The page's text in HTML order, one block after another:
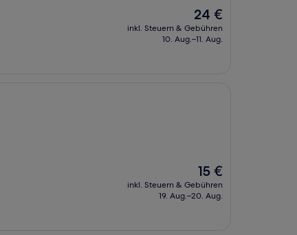
Der
Preis
beträgt
24 €
inkl. Steuern & Gebühren
10. Aug.–11. Aug.
Der
Preis
beträgt
15 €
inkl. Steuern & Gebühren
19. Aug.–20. Aug.